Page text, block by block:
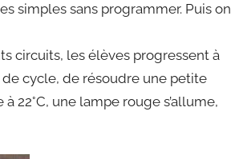
simples sans programmer. Puis on
circuits, les élèves progressent à
cycle, de résoudre une petite
22°C, une lampe rouge s’allume,